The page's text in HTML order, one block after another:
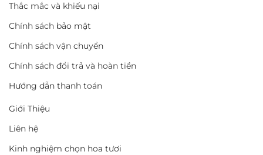
Thắc mắc và khiếu nại
Chính sách bảo mật
Chính sách vận chuyển
Chính sách đổi trả và hoàn tiền
Hướng dẫn thanh toán
Giới Thiệu
Liên hệ
Kinh nghiệm chọn hoa tươi